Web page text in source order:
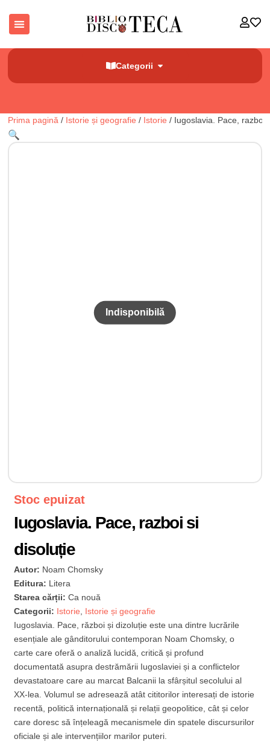
Categorii
Prima pagină / Istorie și geografie / Istorie / Iugoslavia. Pace, razboi
🔍
Stoc epuizat
Iugoslavia. Pace, razboi si
disoluție
Autor: Noam Chomsky
Editura: Litera
Starea cărții:Ca nouă
Categorii: Istorie, Istorie și geografie
Iugoslavia. Pace, război și dizoluție este una dintre lucrările
esențiale ale gânditorului contemporan Noam Chomsky, o
carte care oferă o analiză lucidă, critică și profund
documentată asupra destrămării Iugoslaviei și a conflictelor
devastatoare care au marcat Balcanii la sfârșitul secolului al
XX-lea. Volumul se adresează atât cititorilor interesați de istorie
recentă, politică internațională și relații geopolitice, cât și celor
care doresc să înțeleagă mecanismele din spatele discursurilor
oficiale și ale intervențiilor marilor puteri.